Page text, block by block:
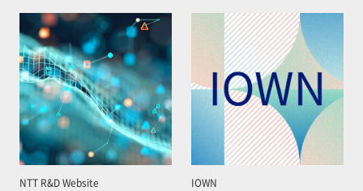
NTT R&D Website IOWN